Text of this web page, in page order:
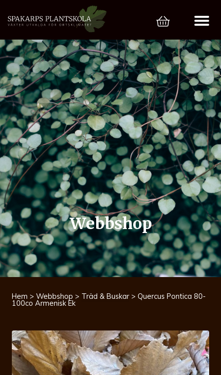
Webbshop
Hem > Webbshop > Träd & Buskar > Quercus Pontica 80-
100co Armenisk Ek